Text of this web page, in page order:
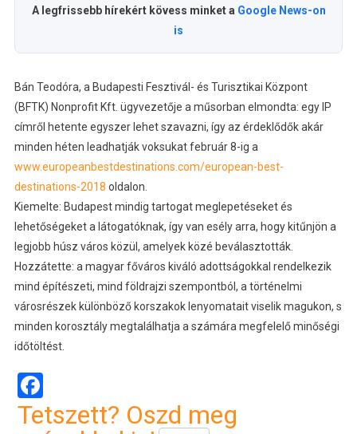
A legfrissebb hírekért kövess minket a Google News-on
is
Bán Teodóra, a Budapesti Fesztivál- és Turisztikai Központ
(BFTK) Nonprofit Kft. ügyvezetője a műsorban elmondta: egy IP
címről hetente egyszer lehet szavazni, így az érdeklődők akár
minden héten leadhatják voksukat február 8-ig a
www.europeanbestdestinations.com/european-best-
destinations-2018 oldalon.
Kiemelte: Budapest mindig tartogat meglepetéseket és
lehetőségeket a látogatóknak, így van esély arra, hogy kitűnjön a
legjobb húsz város közül, amelyek közé beválasztották.
Hozzátette: a magyar főváros kiváló adottságokkal rendelkezik
mind építészeti, mind földrajzi szempontból, a történelmi
városrészek különböző korszakok lenyomatait viselik magukon, s
minden korosztály megtalálhatja a számára megfelelő minőségi
időtöltést.
Facebook
Tetszett? Oszd meg